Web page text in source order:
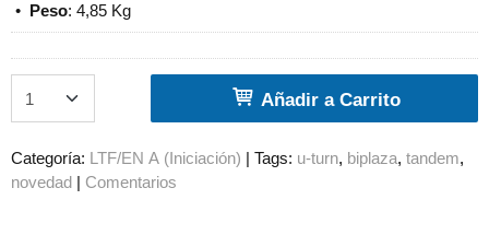
• Peso: 4,85 Kg
Añadir a Carrito
Categoría: LTF/EN A (Iniciación) | Tags: u-turn biplaza tandem
novedad | Comentarios